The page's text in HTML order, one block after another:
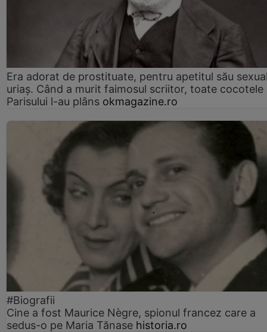
Era adorat de prostituate, pentru apetitul său
uriaș. Când a murit faimosul scriitor, toate cocotele
Parisului l-au plâns okmagazine.ro
#Biografii
Cine a fost Maurice Nègre, spionul francez care a
sedus-o pe Maria Tănase historia.ro